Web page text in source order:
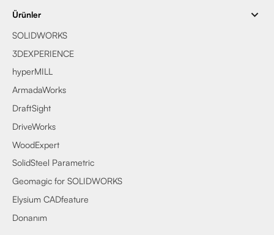
Ürünler
SOLIDWORKS
3DEXPERIENCE
hyperMILL
ArmadaWorks
DraftSight
DriveWorks
WoodExpert
SolidSteel Parametric
Geomagic for SOLIDWORKS
Elysium CADfeature
Donanım